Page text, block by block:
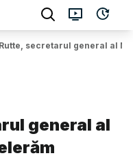
secretarul general al
general al